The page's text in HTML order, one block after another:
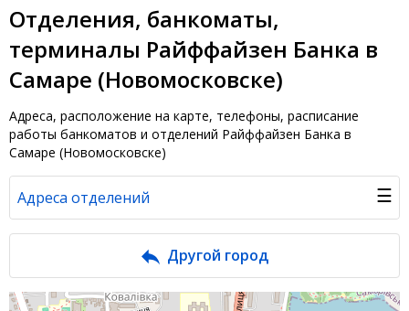
Отделения, банкоматы,
терминалы Райффайзен Банка в
Самаре (Новомосковске)
Адреса, расположение на карте, телефоны, расписание
работы банкоматов и отделений Райффайзен Банка в
Самаре (Новомосковске)
Адреса отделений ☰
Другой город